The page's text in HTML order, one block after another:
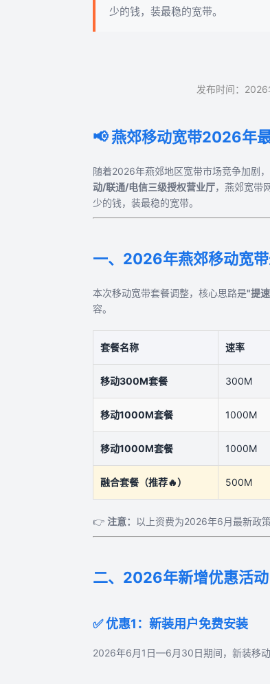
少的钱，装最稳的宽带。
发布时间：
📢 燕郊移动宽带2026年
随着2026年燕郊地区宽带市场竞争加剧，
动/联通/电信三级授权营业厅，燕郊宽带
少的钱，装最稳的宽带。
一、2026年燕郊移动宽
本次移动宽带套餐调整，核心思路是"提
容。
套餐名称 速率
移动300M套餐 300M
移动1000M套餐 1000M
移动1000M套餐 1000M
融合套餐（推荐🔥） 500M
👉 注意： 以上资费为2026年6月最新政
二、2026年新增优惠活动
✅ 优惠1：新装用户免费安装
2026年6月1日—6月30日期间，新装移动